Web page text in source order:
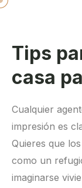
Tips
casa
Cualquier
impresión es
Quieres que
como un
imaginarse